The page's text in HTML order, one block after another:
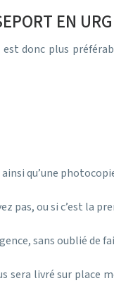
EN
donc plus
qu’une
pas, ou si c’est
sans oublié
sera livré sur place